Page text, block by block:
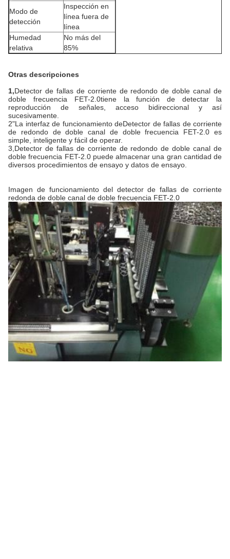
Modo de
detección
Inspección en
línea fuera de
línea
Humedad
relativa
No más del
85%
Otras descripciones
1,Detector de fallas de corriente de redondo de doble canal de
doble frecuencia FET-2.0tiene la función de detectar la
reproducción de señales, acceso bidireccional y así
sucesivamente.
2"La interfaz de funcionamiento deDetector de fallas de corriente
de redondo de doble canal de doble frecuencia FET-2.0 es
simple, inteligente y fácil de operar.
3, Detector de fallas de corriente de redondo de doble canal de
doble frecuencia FET-2.0 puede almacenar una gran cantidad de
diversos procedimientos de ensayo y datos de ensayo.
Imagen de funcionamiento del detector de fallas de corriente
redonda de doble canal de doble frecuencia FET-2.0